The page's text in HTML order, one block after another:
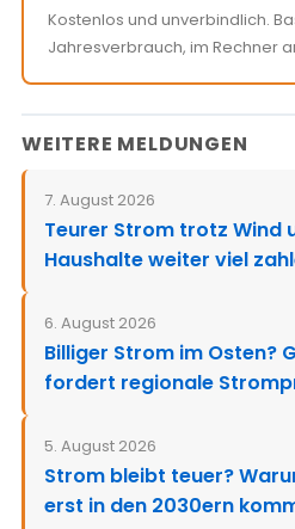
Kostenlos und unverbindlich.
Jahresverbrauch, im Rechner
WEITERE MELDUNGEN
7. August 2026
Teurer Strom trotz Wind
Haushalte weiter viel
6. August 2026
Billiger Strom im Osten?
fordert regionale
5. August 2026
Strom bleibt teuer?
erst in den 2030ern